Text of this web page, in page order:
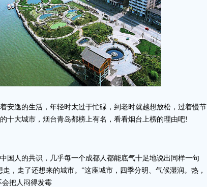
逸的生活，年轻时太过于忙碌，到老时就越想放松，过着慢节
十大城市，烟台青岛都榜上有名，看看烟台上榜的理由吧!
人的共识，几乎每一个成都人都能底气十足地说出同样一句
，走了还想来的城市。”这座城市，四季分明、气候湿润。热，
把人闷得发霉